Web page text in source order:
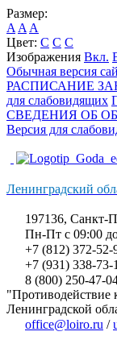
Размер:
A A A
Цвет: C C C
Изображения Вкл.
Обычная версия
РАСПИСАНИЕ
для слабовидящих
СВЕДЕНИЯ ОБ
Версия для
Ленинградский
197136, Санкт-
Пн-Пт с 09:00
+7 (812) 372-
+7 (931) 338-73-
8 (800) 250-47-
Ленинградской
office@loiro.ru /